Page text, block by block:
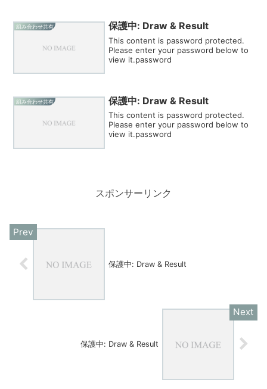
組み合わせ共有 保護中: Draw & Result
This content is password protected.
Please enter your password below to
view it.password
組み合わせ共有 保護中: Draw & Result
This content is password protected.
Please enter your password below to
view it.password
スポンサーリンク
保護中: Draw & Result
保護中: Draw & Result